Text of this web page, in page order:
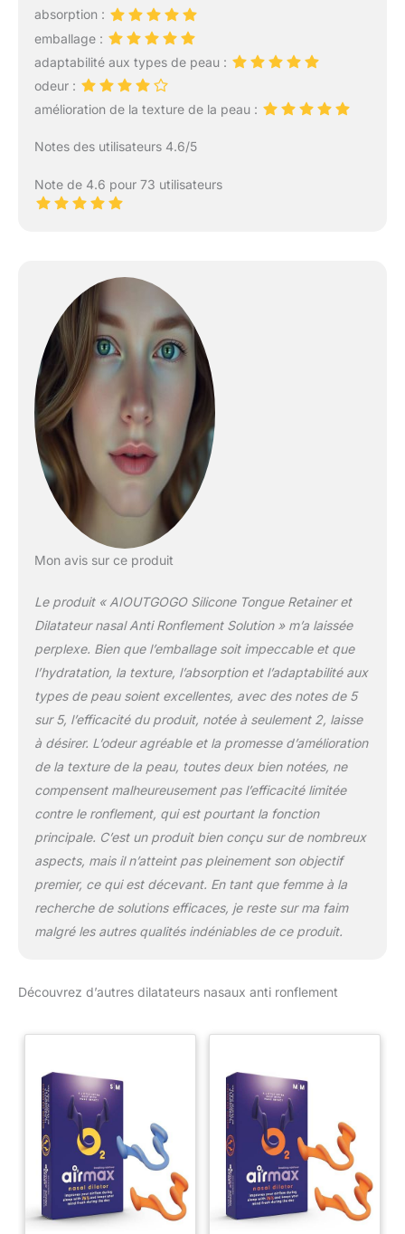
absorption :
emballage :
adaptabilité aux types de peau :
odeur :
amélioration de la texture de la peau :
Notes des utilisateurs 4.6/5
Note de 4.6 pour 73 utilisateurs
Mon avis sur ce produit
Le produit « AIOUTGOGO Silicone Tongue Retainer et
Dilatateur nasal Anti Ronflement Solution » m’a laissée
perplexe. Bien que l’emballage soit impeccable et que
l’hydratation, la texture, l’absorption et l’adaptabilité aux
types de peau soient excellentes, avec des notes de 5
sur 5, l’efficacité du produit, notée à seulement 2, laisse
à désirer. L’odeur agréable et la promesse d’amélioration
de la texture de la peau, toutes deux bien notées, ne
compensent malheureusement pas l’efficacité limitée
contre le ronflement, qui est pourtant la fonction
principale. C’est un produit bien conçu sur de nombreux
aspects, mais il n’atteint pas pleinement son objectif
premier, ce qui est décevant. En tant que femme à la
recherche de solutions efficaces, je reste sur ma faim
malgré les autres qualités indéniables de ce produit.
Découvrez d’autres dilatateurs nasaux anti ronflement